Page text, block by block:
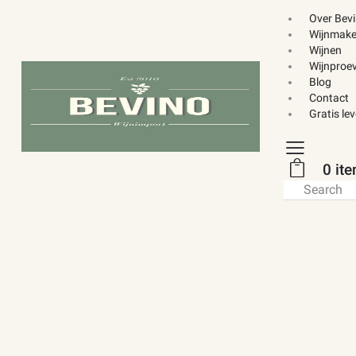
Over
Wijnen
Blog
Contact
Gratis
0
Search